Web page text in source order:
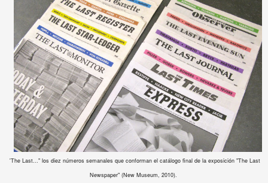
'The Last..." los diez números semanales que conforman el catálogo final de la exposición "The Last
Newspaper" (New Museum, 2010).